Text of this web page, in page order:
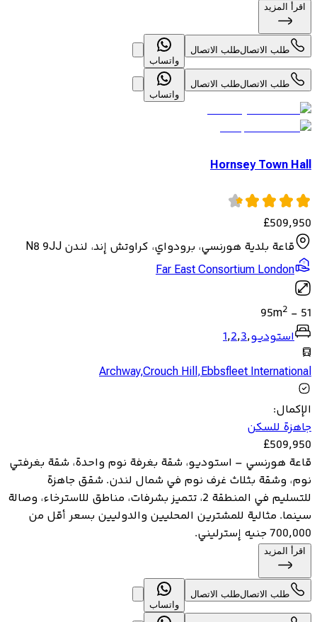
اقرأ المزيد
طلب الاتصالطلب الاتصال
واتساب
طلب الاتصالطلب الاتصال
واتساب
Hornsey Town Hall
£509,950
قاعة بلدية هورنسي، برودواي، كراوتش إند، لندن N8 9JJ
Far East Consortium London
51
-
95m2
استوديو,
1,2,3
Archway,Crouch Hill,Ebbsfleet International
الإكمال:
جاهزة للسكن
£509,950
قاعة هورنسي – استوديو، شقة بغرفة نوم واحدة، شقة بغرفتي
نوم، وشقة بثلاث غرف نوم في شمال لندن. شقق جاهزة
للتسليم في المنطقة 2، تتميز بشرفات، مناطق للاسترخاء، وصالة
سينما. مثالية للمشترين المحليين والدوليين بسعر أقل من
700,000 جنيه إسترليني.
اقرأ المزيد
طلب الاتصالطلب الاتصال
واتساب